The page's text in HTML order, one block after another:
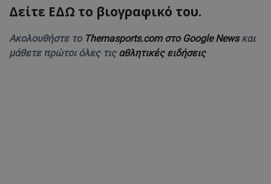
Δείτε ΕΔΩ το βιογραφικό του.
Ακολουθήστε το Themasports.com στο Google Newsκαι
μάθετε πρώτοι όλες τις αθλητικές ειδήσεις